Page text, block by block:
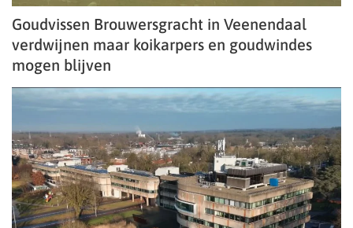
Goudvissen Brouwersgracht in Veenendaal
verdwijnen maar koikarpers en goudwindes
mogen blijven